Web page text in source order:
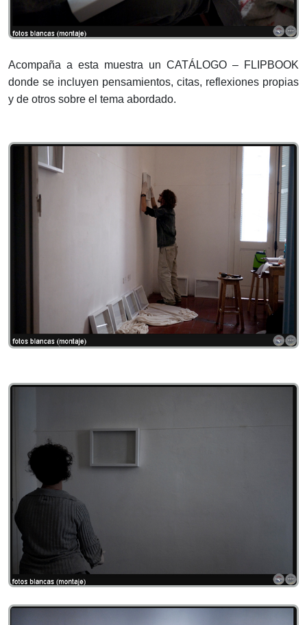
Acompaña a esta muestra un CATÁLOGO – FLIPBOOK
donde se incluyen pensamientos, citas, reflexiones propias
y de otros sobre el tema abordado.